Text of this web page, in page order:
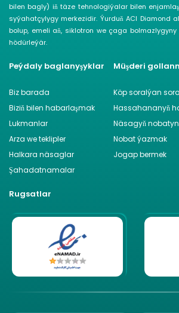
bilen bagly) iň täze tehnologiýalar bilen
syýahatçylygy merkezidir. Ýurduň ACI Diamond
bolup, emeli aň, siklotron we çaga
hödürleýär.
Peýdaly baglanyşyklar
Biz barada
Biziň bilen habarlaşmak
Lukmanlar
Arza we teklipler
Halkara näsaglar
Şahadatnamalar
Müşderi
Köp soralýan
Hassahananyň
Näsagyň
Nobat ýazmak
Jogap bermek
Rugsatlar